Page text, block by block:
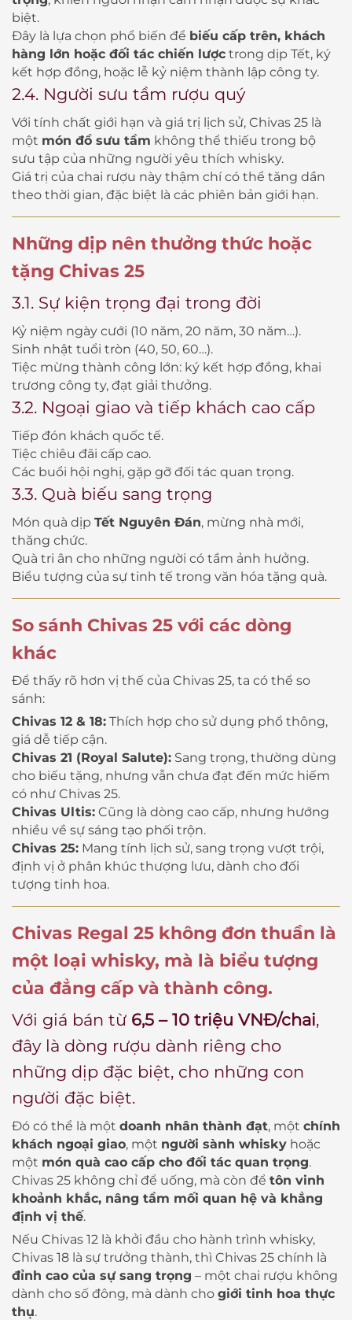
biệt.
Đây là lựa chọn phổ biến để biếu cấp trên, khách
hàng lớn hoặc đối tác chiến lược trong dịp Tết, ký
kết hợp đồng, hoặc lễ kỷ niệm thành lập công ty.
2.4. Người sưu tầm rượu quý
Với tính chất giới hạn và giá trị lịch sử, Chivas 25 là
một món đồ sưu tầm không thể thiếu trong bộ
sưu tập của những người yêu thích whisky.
Giá trị của chai rượu này thậm chí có thể tăng dần
theo thời gian, đặc biệt là các phiên bản giới hạn.
Những dịp nên thưởng thức hoặc
tặng Chivas 25
3.1. Sự kiện trọng đại trong đời
Kỷ niệm ngày cưới (10 năm, 20 năm, 30 năm…).
Sinh nhật tuổi tròn (40, 50, 60…).
Tiệc mừng thành công lớn: ký kết hợp đồng, khai
trương công ty, đạt giải thưởng.
3.2. Ngoại giao và tiếp khách cao cấp
Tiếp đón khách quốc tế.
Tiệc chiêu đãi cấp cao.
Các buổi hội nghị, gặp gỡ đối tác quan trọng.
3.3. Quà biếu sang trọng
Món quà dịp Tết Nguyên Đán, mừng nhà mới,
thăng chức.
Quà tri ân cho những người có tầm ảnh hưởng.
Biểu tượng của sự tinh tế trong văn hóa tặng quà.
So sánh Chivas 25 với các dòng
khác
Để thấy rõ hơn vị thế của Chivas 25, ta có thể so
sánh:
Chivas 12 & 18: Thích hợp cho sử dụng phổ thông,
giá dễ tiếp cận.
Chivas 21 (Royal Salute): Sang trọng, thường dùng
cho biếu tặng, nhưng vẫn chưa đạt đến mức hiếm
có như Chivas 25.
Chivas Ultis: Cũng là dòng cao cấp, nhưng hướng
nhiều về sự sáng tạo phối trộn.
Chivas 25: Mang tính lịch sử, sang trọng vượt trội,
định vị ở phân khúc thượng lưu, dành cho đối
tượng tinh hoa.
Chivas Regal 25 không đơn thuần là
một loại whisky, mà là biểu tượng
của đẳng cấp và thành công.
Với giá bán từ 6,5 – 10 triệu VNĐ/chai,
đây là dòng rượu dành riêng cho
những dịp đặc biệt, cho những con
người đặc biệt.
Đó có thể là một doanh nhân thành đạt, một chính
khách ngoại giao, một người sành whisky hoặc
một món quà cao cấp cho đối tác quan trọng.
Chivas 25 không chỉ để uống, mà còn để tôn vinh
khoảnh khắc, nâng tầm mối quan hệ và khẳng
định vị thế.
Nếu Chivas 12 là khởi đầu cho hành trình whisky,
Chivas 18 là sự trưởng thành, thì Chivas 25 chính là
đỉnh cao của sự sang trọng – một chai rượu không
dành cho số đông, mà dành cho giới tinh hoa thực
thụ.